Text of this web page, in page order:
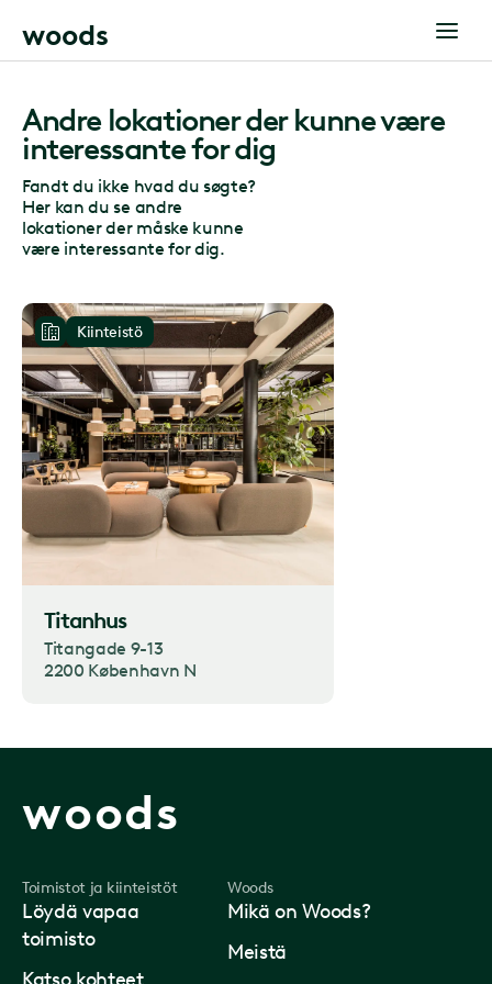
woods
Andre lokationer der kunne være
interessante for dig
Fandt du ikke hvad du søgte?
Her kan du se andre
lokationer der måske kunne
være interessante for dig.
Kiinteistö
Titanhus
Titangade 9-13
2200 København N
woods
Toimistot ja kiinteistöt
Löydä vapaa
toimisto
Woods
Mikä on Woods?
Meistä